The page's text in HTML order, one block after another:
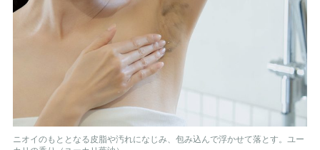
ニオイのもととなる皮脂や汚れになじみ、包み込んで浮かせて落とす。ユー